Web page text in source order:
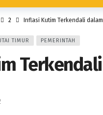
2 Inflasi Kutim Terkendali
TIMUR PEMERINTAH